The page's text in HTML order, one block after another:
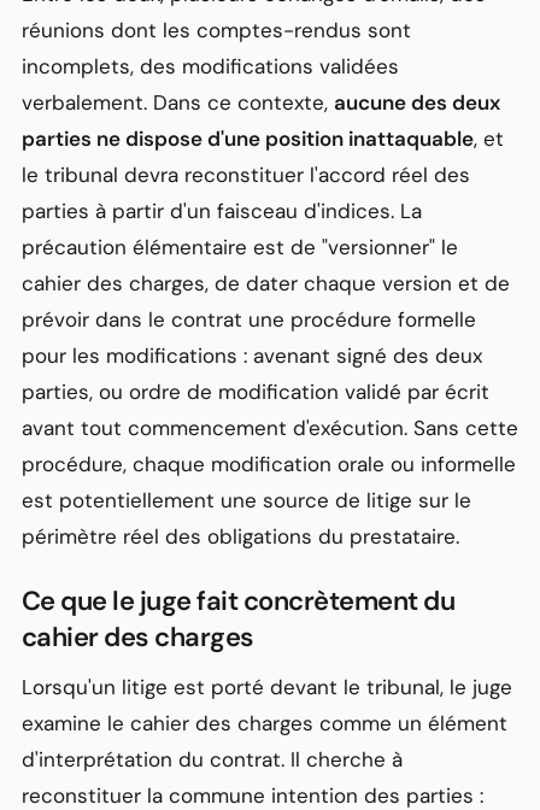
réunions dont les comptes-rendus sont
incomplets, des modifications validées
verbalement. Dans ce contexte, aucune des deux
parties ne dispose d'une position inattaquable, et
le tribunal devra reconstituer l'accord réel des
parties à partir d'un faisceau d'indices. La
précaution élémentaire est de "versionner" le
cahier des charges, de dater chaque version et de
prévoir dans le contrat une procédure formelle
pour les modifications : avenant signé des deux
parties, ou ordre de modification validé par écrit
avant tout commencement d'exécution. Sans cette
procédure, chaque modification orale ou informelle
est potentiellement une source de litige sur le
périmètre réel des obligations du prestataire.
Ce que le juge fait concrètement du
cahier des charges
Lorsqu'un litige est porté devant le tribunal, le juge
examine le cahier des charges comme un élément
d'interprétation du contrat. Il cherche à
reconstituer la commune intention des parties :